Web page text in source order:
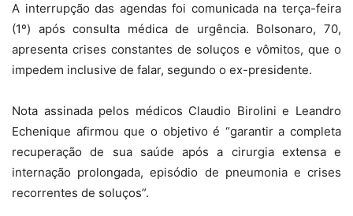
A interrupção das agendas foi comunicada na terça-feira
(1º) após consulta médica de urgência. Bolsonaro, 70,
apresenta crises constantes de soluços e vômitos, que o
impedem inclusive de falar, segundo o ex-presidente.
Nota assinada pelos médicos Claudio Birolini e Leandro
Echenique afirmou que o objetivo é “garantir a completa
recuperação de sua saúde após a cirurgia extensa e
internação prolongada, episódio de pneumonia e crises
recorrentes de soluços”.